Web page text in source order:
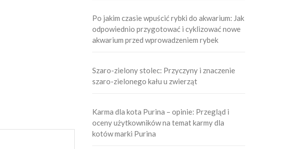
Po jakim czasie wpuścić rybki do akwarium: Jak
odpowiednio przygotować i cyklizować nowe
akwarium przed wprowadzeniem rybek
Szaro-zielony stolec: Przyczyny i znaczenie
szaro-zielonego kału u zwierząt
Karma dla kota Purina – opinie: Przegląd i
oceny użytkowników na temat karmy dla
kotów marki Purina